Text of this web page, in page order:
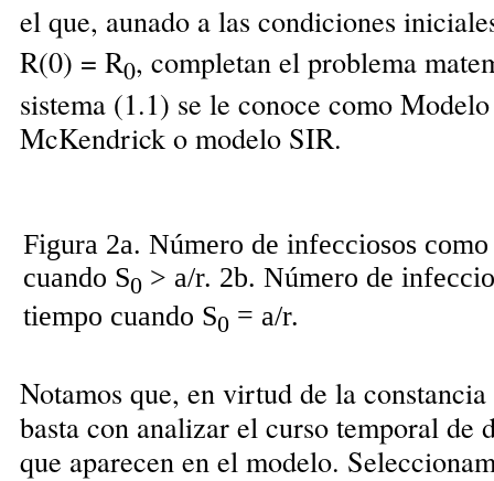
el que, aunado a las condiciones
R(0) = R0, completan el problema
sistema (1.1) se le conoce como
McKendrick o modelo SIR.
Figura 2a. Número de infecciosos
cuando S0 > a/r. 2b. Número de
tiempo cuando S0 = a/r.
Notamos que, en virtud de la
basta con analizar el curso temporal de
que aparecen en el modelo.